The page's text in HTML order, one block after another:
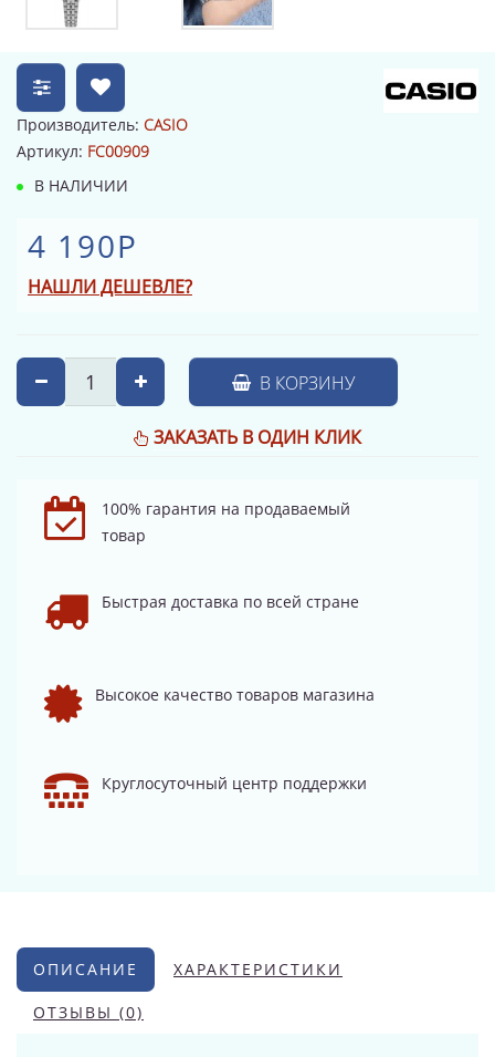
Производитель: CASIO
Артикул: FC00909
В НАЛИЧИИ
4 190Р
НАШЛИ ДЕШЕВЛЕ?
В КОРЗИНУ
ЗАКАЗАТЬ В ОДИН КЛИК
100% гарантия на продаваемый
товар
Быстрая доставка по всей стране
Высокое качество товаров магазина
Круглосуточный центр поддержки
ОПИСАНИЕ ХАРАКТЕРИСТИКИ
ОТЗЫВЫ (0)